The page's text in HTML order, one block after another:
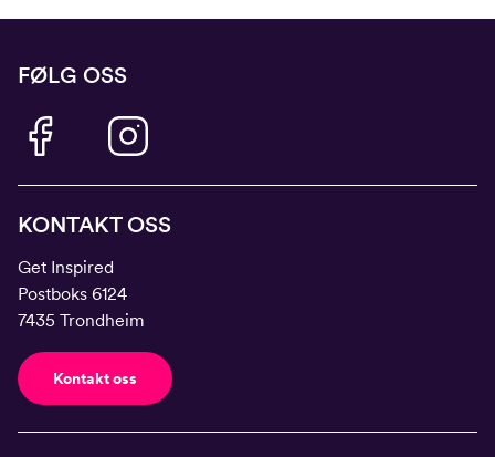
FØLG OSS
KONTAKT OSS
Get Inspired
Postboks 6124
7435 Trondheim
Kontakt oss